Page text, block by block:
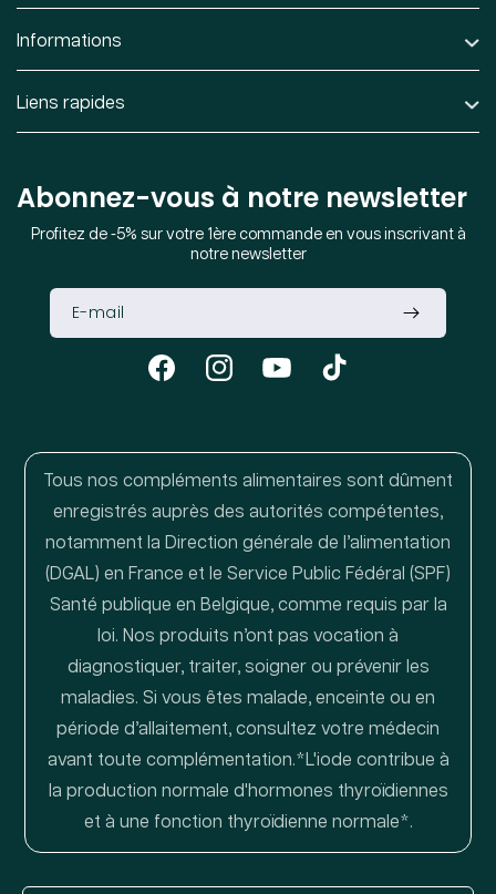
Informations
Liens rapides
Abonnez-vous à notre newsletter
Profitez de -5% sur votre 1ère commande en vous inscrivant à
notre newsletter
FacebookInstagramYouTube TikTok
Tous nos compléments alimentaires sont dûment
enregistrés auprès des autorités compétentes,
notamment la Direction générale de l’alimentation
(DGAL) en France et le Service Public Fédéral (SPF)
Santé publique en Belgique, comme requis par la
loi. Nos produits n’ont pas vocation à
diagnostiquer, traiter, soigner ou prévenir les
maladies. Si vous êtes malade, enceinte ou en
période d’allaitement, consultez votre médecin
avant toute complémentation.*L'iode contribue à
la production normale d'hormones thyroïdiennes
et à une fonction thyroïdienne normale*.